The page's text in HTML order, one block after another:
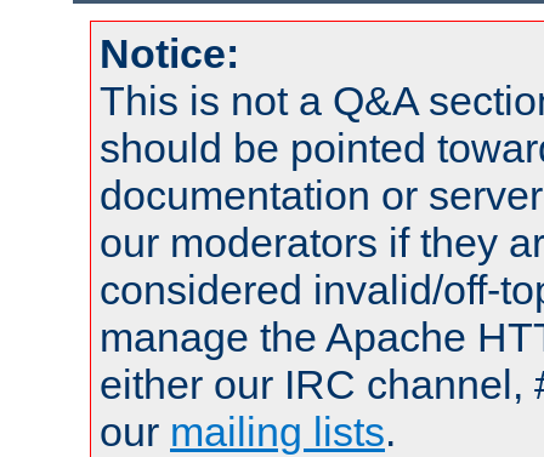
Notice:
This is not a Q&A
should be pointed
documentation or
our moderators if they
considered invalid/off-
manage the Apache
either our IRC channel,
our mailing lists.